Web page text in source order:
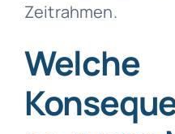
Zeitrahmen.
Welche